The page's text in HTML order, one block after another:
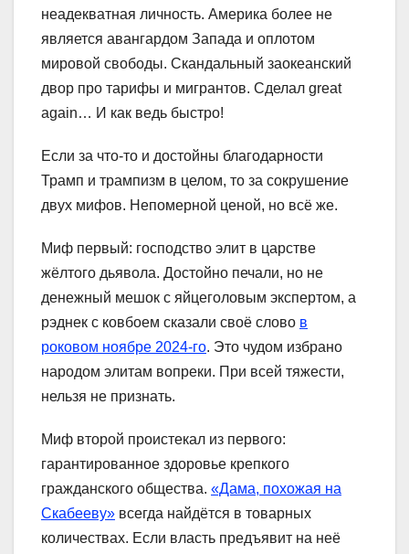
неадекватная личность. Америка более не
является авангардом Запада и оплотом
мировой свободы. Скандальный заокеанский
двор про тарифы и мигрантов. Сделал great
again… И как ведь быстро!
Если за что-то и достойны благодарности
Трамп и трампизм в целом, то за сокрушение
двух мифов. Непомерной ценой, но всё же.
Миф первый: господство элит в царстве
жёлтого дьявола. Достойно печали, но не
денежный мешок с яйцеголовым экспертом, а
рэднек с ковбоем сказали своё слово в
роковом ноябре 2024-го. Это чудом избрано
народом элитам вопреки. При всей тяжести,
нельзя не признать.
Миф второй проистекал из первого:
гарантированное здоровье крепкого
гражданского общества. «Дама, похожая на
Скабееву» всегда найдётся в товарных
количествах. Если власть предъявит на неё